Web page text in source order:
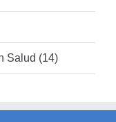
Salud (14)